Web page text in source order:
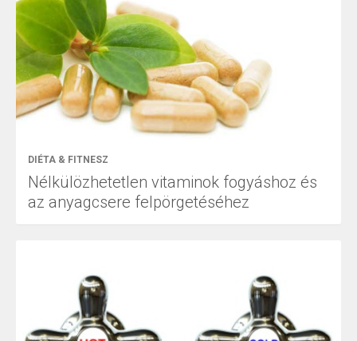
DIÉTA & FITNESZ
Nélkülözhetetlen vitaminok fogyáshoz és
az anyagcsere felpörgetéséhez